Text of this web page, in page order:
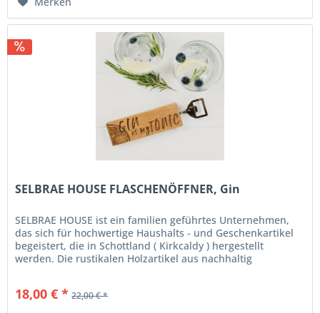
SELBRAE HOUSE FLASCHENÖFFNER, Gin
SELBRAE HOUSE ist ein familien geführtes Unternehmen,
das sich für hochwertige Haushalts - und Geschenkartikel
begeistert, die in Schottland ( Kirkcaldy ) hergestellt
werden. Die rustikalen Holzartikel aus nachhaltig
18,00 € * 22,00 € *